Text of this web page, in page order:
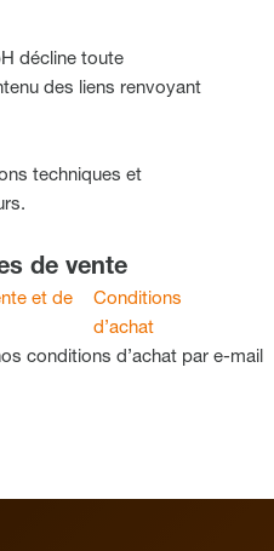
décline toute
des liens renvoyant
techniques et
de vente
et de
Conditions
d’achat
conditions d’achat par e-mail